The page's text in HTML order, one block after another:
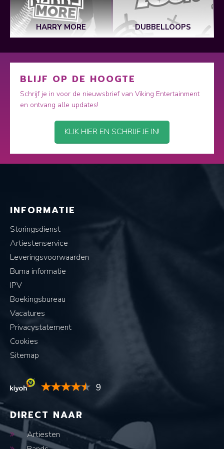
HARRY MORE DUBBELLOOPS
BLIJF OP DE HOOGTE
Schrijf je in voor de nieuwsbrief van Viking Entertainment
en ontvang alle updates!
KLIK HIER EN SCHRIJF JE IN!
INFORMATIE
Storingsdienst
Artiestenservice
Leveringsvoorwaarden
Buma informatie
IPV
Boekingsbureau
Vacatures
Privacystatement
Cookies
Sitemap
9
DIRECT NAAR
Artiesten